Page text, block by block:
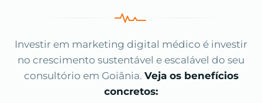
Investir em marketing digital médico é investir
no crescimento sustentável e escalável do seu
consultório em Goiânia. Veja os benefícios
concretos: